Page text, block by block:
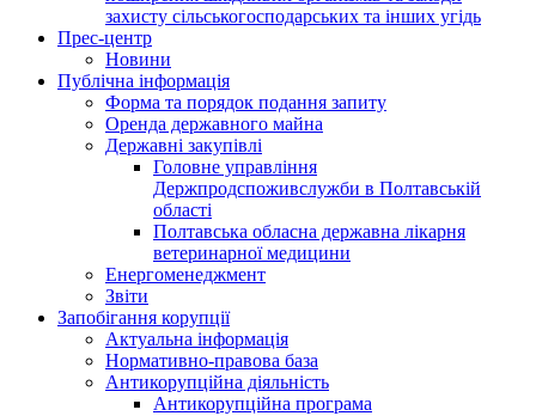
захисту сільськогосподарських та інших угідь
Прес-центр
Новини
Публічна інформація
Форма та порядок подання запиту
Оренда державного майна
Державні закупівлі
Головне управління
Держпродспоживслужби в Полтавській
області
Полтавська обласна державна лікарня
ветеринарної медицини
Енергоменеджмент
Звіти
Запобігання корупції
Актуальна інформація
Нормативно-правова база
Антикорупційна діяльність
Антикорупційна програма